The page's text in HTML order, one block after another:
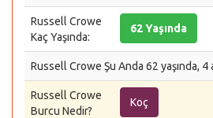
Russell Crowe
Kaç Yaşında:
62 Yaşında
Russell Crowe Şu Anda 62 yaşında,
Russell Crowe
Burcu Nedir?
Koç